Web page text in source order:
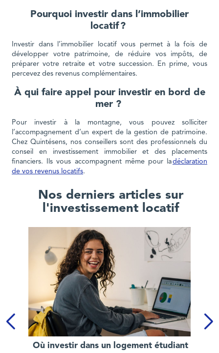
Pourquoi investir dans l’immobilier
locatif ?
Investir dans l’immobilier locatif vous permet à la fois de
développer votre patrimoine, de réduire vos impôts, de
préparer votre retraite et votre succession. En prime, vous
percevez des revenus complémentaires.
À qui faire appel pour investir en bord de
mer ?
Pour investir à la montagne, vous pouvez solliciter
l’accompagnement d’un expert de la gestion de patrimoine.
Chez Quintésens, nos conseillers sont des professionnels du
conseil en investissement immobilier et des placements
financiers. Ils vous accompagnent même pour ladéclaration
de vos revenus locatifs.
Nos derniers articles sur
l'investissement locatif
Où investir dans un logement étudiant en France en 2026 ?
Où investir dans un logement étudiant